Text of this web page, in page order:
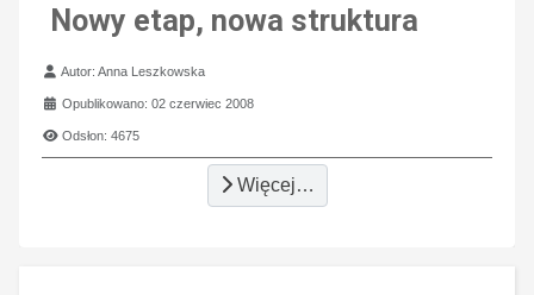
Nowy etap, nowa struktura
Szczegóły
Autor:Anna Leszkowska
Opublikowano: 02 czerwiec 2008
Odsłon: 4675
Więcej…